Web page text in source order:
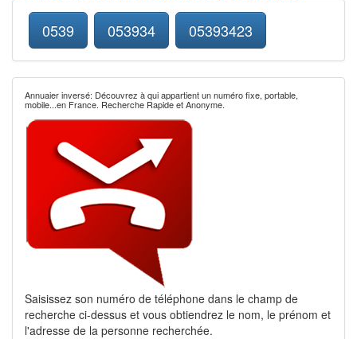
0539 053934 05393423
Annuaier inversé: Découvrez à qui appartient un numéro fixe, portable,
mobile...en France. Recherche Rapide et Anonyme.
Saisissez son numéro de téléphone dans le champ de
recherche ci-dessus et vous obtiendrez le nom, le prénom et
l'adresse de la personne recherchée.